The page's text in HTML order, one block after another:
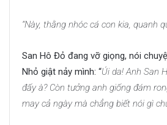
“Này, thằng nhóc cá con kia, quanh
San Hô Đỏ đang vỡ giọng, nói
Nhỏ giật nảy mình: “Úi da! Anh San
đấy à? Còn tưởng anh giống đám
may cả ngày mà chẳng biết nói gì